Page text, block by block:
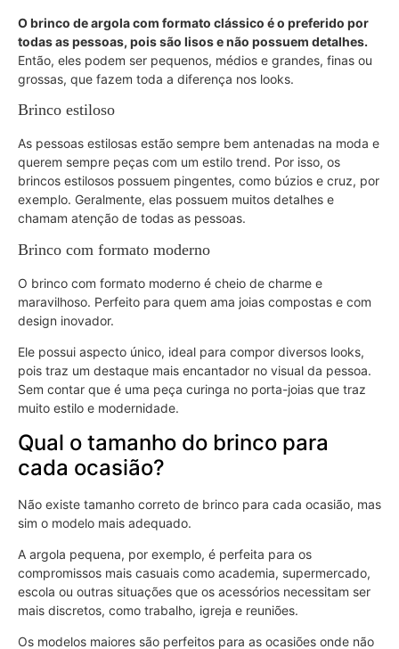
O brinco de argola com formato clássico é o preferido por
todas as pessoas, pois são lisos e não possuem detalhes.
Então, eles podem ser pequenos, médios e grandes, finas ou
grossas, que fazem toda a diferença nos looks.
Brinco estiloso
As pessoas estilosas estão sempre bem antenadas na moda e
querem sempre peças com um estilo trend. Por isso, os
brincos estilosos possuem pingentes, como búzios e cruz, por
exemplo. Geralmente, elas possuem muitos detalhes e
chamam atenção de todas as pessoas.
Brinco com formato moderno
O brinco com formato moderno é cheio de charme e
maravilhoso. Perfeito para quem ama joias compostas e com
design inovador.
Ele possui aspecto único, ideal para compor diversos looks,
pois traz um destaque mais encantador no visual da pessoa.
Sem contar que é uma peça curinga no porta-joias que traz
muito estilo e modernidade.
Qual o tamanho do brinco para
cada ocasião?
Não existe tamanho correto de brinco para cada ocasião, mas
sim o modelo mais adequado.
A argola pequena, por exemplo, é perfeita para os
compromissos mais casuais como academia, supermercado,
escola ou outras situações que os acessórios necessitam ser
mais discretos, como trabalho, igreja e reuniões.
Os modelos maiores são perfeitos para as ocasiões onde não